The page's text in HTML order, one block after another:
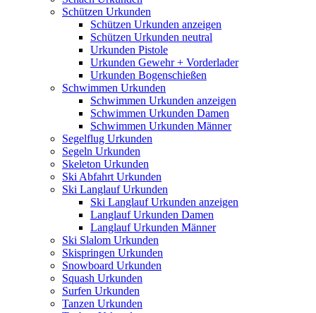
Schützen Urkunden
Schützen Urkunden anzeigen
Schützen Urkunden neutral
Urkunden Pistole
Urkunden Gewehr + Vorderlader
Urkunden Bogenschießen
Schwimmen Urkunden
Schwimmen Urkunden anzeigen
Schwimmen Urkunden Damen
Schwimmen Urkunden Männer
Segelflug Urkunden
Segeln Urkunden
Skeleton Urkunden
Ski Abfahrt Urkunden
Ski Langlauf Urkunden
Ski Langlauf Urkunden anzeigen
Langlauf Urkunden Damen
Langlauf Urkunden Männer
Ski Slalom Urkunden
Skispringen Urkunden
Snowboard Urkunden
Squash Urkunden
Surfen Urkunden
Tanzen Urkunden